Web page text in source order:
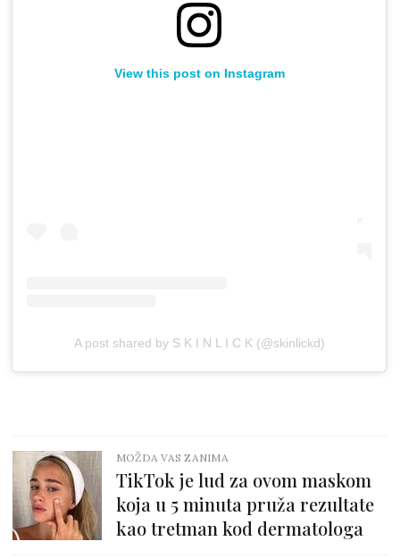
View this post on Instagram
A post shared by S K I N L I C K (@skinlickd)
MOŽDA VAS ZANIMA
TikTok je lud za ovom maskom
koja u 5 minuta pruža rezultate
kao tretman kod dermatologa